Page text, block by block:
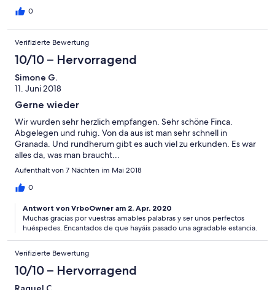
0
Verifizierte Bewertung
10/10 – Hervorragend
Simone G.
11. Juni 2018
Gerne wieder
Wir wurden sehr herzlich empfangen. Sehr schöne Finca.
Abgelegen und ruhig. Von da aus ist man sehr schnell in
Granada. Und rundherum gibt es auch viel zu erkunden. Es war
alles da, was man braucht...
Aufenthalt von 7 Nächten im Mai 2018
0
Antwort von VrboOwner am 2. Apr. 2020
Muchas gracias por vuestras amables palabras y ser unos perfectos
huéspedes. Encantados de que hayáis pasado una agradable estancia.
Verifizierte Bewertung
10/10 – Hervorragend